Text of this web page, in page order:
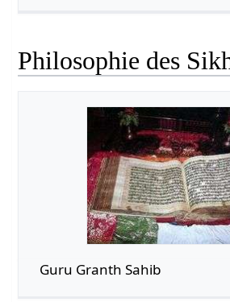
Philosophie des
Guru Granth Sahib